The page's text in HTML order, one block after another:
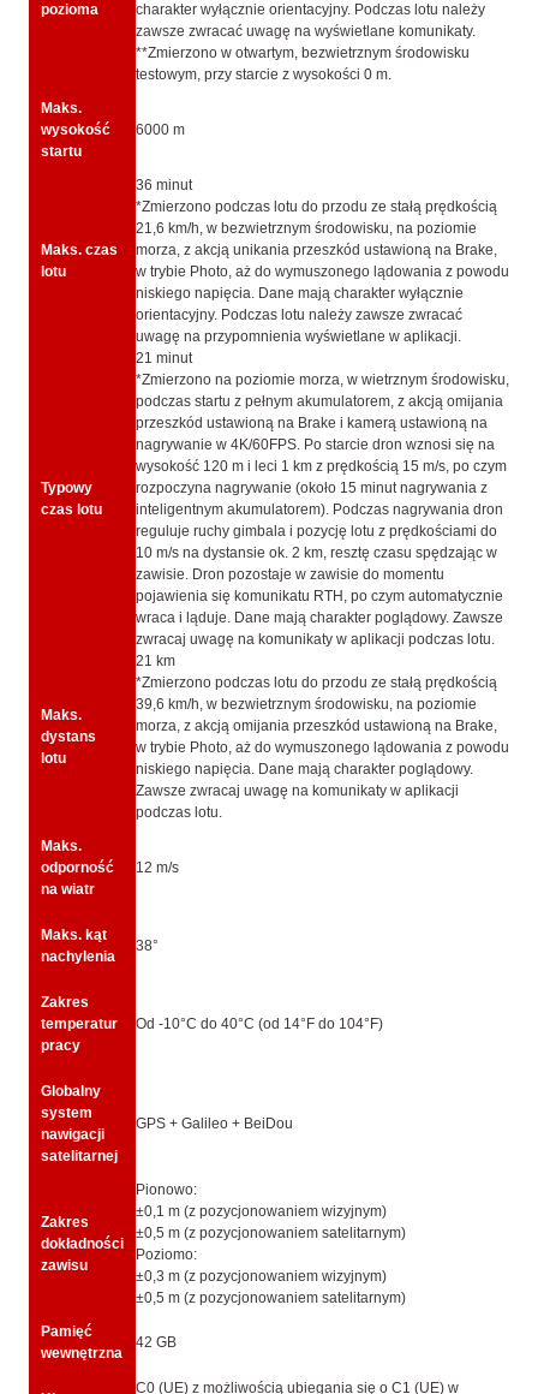
pozioma
charakter wyłącznie orientacyjny. Podczas lotu należy
zawsze zwracać uwagę na wyświetlane komunikaty.
**Zmierzono w otwartym, bezwietrznym środowisku
testowym, przy starcie z wysokości 0 m.
Maks.
wysokość
startu
6000 m
Maks. czas
lotu
36 minut
*Zmierzono podczas lotu do przodu ze stałą prędkością
21,6 km/h, w bezwietrznym środowisku, na poziomie
morza, z akcją unikania przeszkód ustawioną na Brake,
w trybie Photo, aż do wymuszonego lądowania z powodu
niskiego napięcia. Dane mają charakter wyłącznie
orientacyjny. Podczas lotu należy zawsze zwracać
uwagę na przypomnienia wyświetlane w aplikacji.
Typowy
czas lotu
21 minut
*Zmierzono na poziomie morza, w wietrznym środowisku,
podczas startu z pełnym akumulatorem, z akcją omijania
przeszkód ustawioną na Brake i kamerą ustawioną na
nagrywanie w 4K/60FPS. Po starcie dron wznosi się na
wysokość 120 m i leci 1 km z prędkością 15 m/s, po czym
rozpoczyna nagrywanie (około 15 minut nagrywania z
inteligentnym akumulatorem). Podczas nagrywania dron
reguluje ruchy gimbala i pozycję lotu z prędkościami do
10 m/s na dystansie ok. 2 km, resztę czasu spędzając w
zawisie. Dron pozostaje w zawisie do momentu
pojawienia się komunikatu RTH, po czym automatycznie
wraca i ląduje. Dane mają charakter poglądowy. Zawsze
zwracaj uwagę na komunikaty w aplikacji podczas lotu.
Maks.
dystans
lotu
21 km
*Zmierzono podczas lotu do przodu ze stałą prędkością
39,6 km/h, w bezwietrznym środowisku, na poziomie
morza, z akcją omijania przeszkód ustawioną na Brake,
w trybie Photo, aż do wymuszonego lądowania z powodu
niskiego napięcia. Dane mają charakter poglądowy.
Zawsze zwracaj uwagę na komunikaty w aplikacji
podczas lotu.
Maks.
odporność
na wiatr
12 m/s
Maks. kąt
nachylenia
38°
Zakres
temperatur
pracy
Od -10°C do 40°C (od 14°F do 104°F)
Globalny
system
nawigacji
satelitarnej
GPS + Galileo + BeiDou
Zakres
dokładności
zawisu
Pionowo:
±0,1 m (z pozycjonowaniem wizyjnym)
±0,5 m (z pozycjonowaniem satelitarnym)
Poziomo:
±0,3 m (z pozycjonowaniem wizyjnym)
±0,5 m (z pozycjonowaniem satelitarnym)
Pamięć
wewnętrzna
42 GB
C0 (UE) z możliwością ubiegania się o C1 (UE) w